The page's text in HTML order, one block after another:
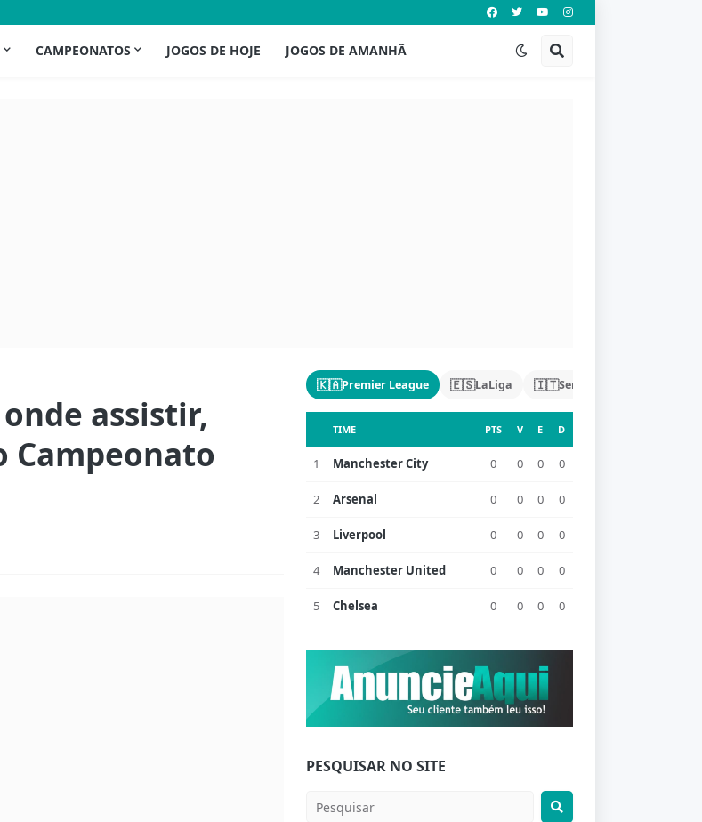
CAMPEONATOS JOGOS DE HOJE JOGOS DE AMANHÃ
assistir,
Campeonato
🇰🇦Premier League 🇪🇸LaLiga 🇮🇹Serie A
TIME PTS V E D
1 Manchester City 0 0 0 0
2 Arsenal 0 0 0 0
3 Liverpool 0 0 0 0
4 Manchester United 0 0 0 0
5 Chelsea 0 0 0 0
PESQUISAR NO SITE